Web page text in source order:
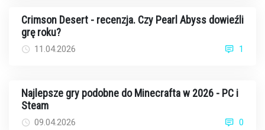
Crimson Desert - recenzja. Czy Pearl Abyss dowieźli
grę roku?
11.04.2026 1
Najlepsze gry podobne do Minecrafta w 2026 - PC i
Steam
09.04.2026 0